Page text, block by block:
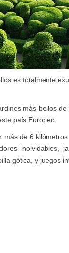
es totalmente
más bellos
país Europeo.
de 6
inolvidables,
gótica, y juegos